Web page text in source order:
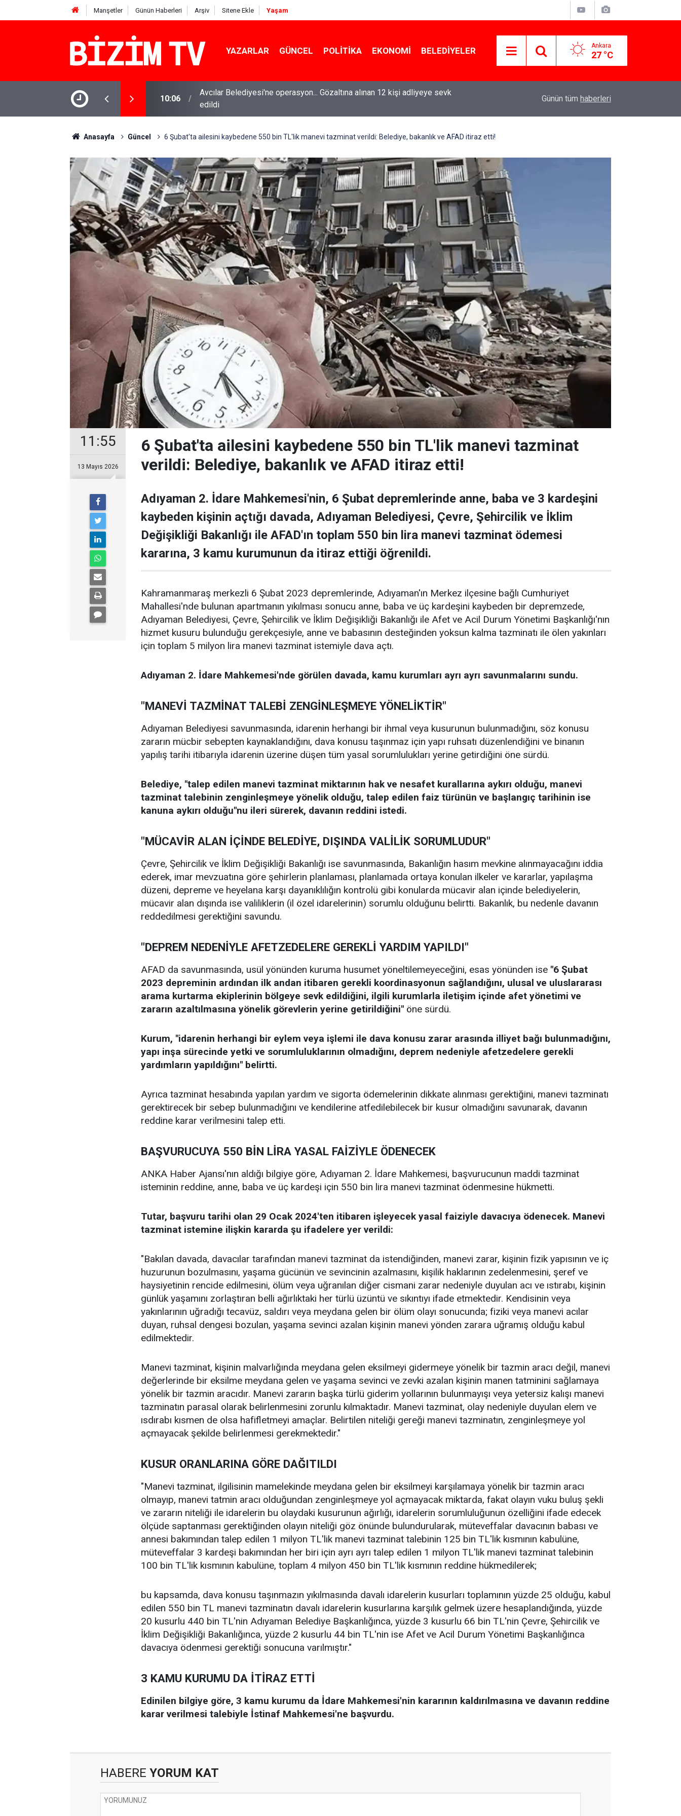
Manşetler Günün Haberleri Arşiv Sitene Ekle Yaşam
YAZARLAR GÜNCEL POLITIKA EKONOMI BELEDIYELER Ankara
27 °C
alınan 12 kişi adliyeye sevk
10:04
TSK’den ihraç edilen teğmen İzzet Talip Akarsu’dan açlık grevindeki gazilere
destek
Günün tüm haberleri
Anasayfa Güncel 6 Şubat'ta ailesini kaybedene 550 bin TL'lik manevi tazminat verildi: Belediye, bakanlık ve AFAD itiraz etti!
11:55
13 Mayıs 2026
6 Şubat'ta ailesini kaybedene 550 bin TL'lik manevi tazminat
verildi: Belediye, bakanlık ve AFAD itiraz etti!
Adıyaman 2. İdare Mahkemesi'nin, 6 Şubat depremlerinde anne, baba ve 3 kardeşini
kaybeden kişinin açtığı davada, Adıyaman Belediyesi, Çevre, Şehircilik ve İklim
Değişikliği Bakanlığı ile AFAD'ın toplam 550 bin lira manevi tazminat ödemesi
kararına, 3 kamu kurumunun da itiraz ettiği öğrenildi.
Kahramanmaraş merkezli 6 Şubat 2023 depremlerinde, Adıyaman'ın Merkez ilçesine bağlı Cumhuriyet
Mahallesi'nde bulunan apartmanın yıkılması sonucu anne, baba ve üç kardeşini kaybeden bir depremzede,
Adıyaman Belediyesi, Çevre, Şehircilik ve İklim Değişikliği Bakanlığı ile Afet ve Acil Durum Yönetimi Başkanlığı'nın
hizmet kusuru bulunduğu gerekçesiyle, anne ve babasının desteğinden yoksun kalma tazminatı ile ölen yakınları
için toplam 5 milyon lira manevi tazminat istemiyle dava açtı.
Adıyaman 2. İdare Mahkemesi'nde görülen davada, kamu kurumları ayrı ayrı savunmalarını sundu.
"MANEVİ TAZMİNAT TALEBİ ZENGİNLEŞMEYE YÖNELİKTİR"
Adıyaman Belediyesi savunmasında, idarenin herhangi bir ihmal veya kusurunun bulunmadığını, söz konusu
zararın mücbir sebepten kaynaklandığını, dava konusu taşınmaz için yapı ruhsatı düzenlendiğini ve binanın
yapılış tarihi itibarıyla idarenin üzerine düşen tüm yasal sorumlulukları yerine getirdiğini öne sürdü.
Belediye, "talep edilen manevi tazminat miktarının hak ve nesafet kurallarına aykırı olduğu, manevi
tazminat talebinin zenginleşmeye yönelik olduğu, talep edilen faiz türünün ve başlangıç tarihinin ise
kanuna aykırı olduğu"nu ileri sürerek, davanın reddini istedi.
"MÜCAVİR ALAN İÇİNDE BELEDİYE, DIŞINDA VALİLİK SORUMLUDUR"
Çevre, Şehircilik ve İklim Değişikliği Bakanlığı ise savunmasında, Bakanlığın hasım mevkine alınmayacağını iddia
ederek, imar mevzuatına göre şehirlerin planlaması, planlamada ortaya konulan ilkeler ve kararlar, yapılaşma
düzeni, depreme ve heyelana karşı dayanıklılığın kontrolü gibi konularda mücavir alan içinde belediyelerin,
mücavir alan dışında ise valiliklerin (il özel idarelerinin) sorumlu olduğunu belirtti. Bakanlık, bu nedenle davanın
reddedilmesi gerektiğini savundu.
"DEPREM NEDENİYLE AFETZEDELERE GEREKLİ YARDIM YAPILDI"
AFAD da savunmasında, usül yönünden kuruma husumet yöneltilemeyeceğini, esas yönünden ise "6 Şubat
2023 depreminin ardından ilk andan itibaren gerekli koordinasyonun sağlandığını, ulusal ve uluslararası
arama kurtarma ekiplerinin bölgeye sevk edildiğini, ilgili kurumlarla iletişim içinde afet yönetimi ve
zararın azaltılmasına yönelik görevlerin yerine getirildiğini" öne sürdü.
Kurum, "idarenin herhangi bir eylem veya işlemi ile dava konusu zarar arasında illiyet bağı bulunmadığını,
yapı inşa sürecinde yetki ve sorumluluklarının olmadığını, deprem nedeniyle afetzedelere gerekli
yardımların yapıldığını" belirtti.
Ayrıca tazminat hesabında yapılan yardım ve sigorta ödemelerinin dikkate alınması gerektiğini, manevi tazminatı
gerektirecek bir sebep bulunmadığını ve kendilerine atfedilebilecek bir kusur olmadığını savunarak, davanın
reddine karar verilmesini talep etti.
BAŞVURUCUYA 550 BİN LİRA YASAL FAİZİYLE ÖDENECEK
ANKA Haber Ajansı'nın aldığı bilgiye göre, Adıyaman 2. İdare Mahkemesi, başvurucunun maddi tazminat
isteminin reddine, anne, baba ve üç kardeşi için 550 bin lira manevi tazminat ödenmesine hükmetti.
Tutar, başvuru tarihi olan 29 Ocak 2024'ten itibaren işleyecek yasal faiziyle davacıya ödenecek. Manevi
tazminat istemine ilişkin kararda şu ifadelere yer verildi:
"Bakılan davada, davacılar tarafından manevi tazminat da istendiğinden, manevi zarar, kişinin fizik yapısının ve iç
huzurunun bozulmasını, yaşama gücünün ve sevincinin azalmasını, kişilik haklarının zedelenmesini, şeref ve
haysiyetinin rencide edilmesini, ölüm veya uğranılan diğer cismani zarar nedeniyle duyulan acı ve ıstırabı, kişinin
günlük yaşamını zorlaştıran belli ağırlıktaki her türlü üzüntü ve sıkıntıyı ifade etmektedir. Kendisinin veya
yakınlarının uğradığı tecavüz, saldırı veya meydana gelen bir ölüm olayı sonucunda; fiziki veya manevi acılar
duyan, ruhsal dengesi bozulan, yaşama sevinci azalan kişinin manevi yönden zarara uğramış olduğu kabul
edilmektedir.
Manevi tazminat, kişinin malvarlığında meydana gelen eksilmeyi gidermeye yönelik bir tazmin aracı değil, manevi
değerlerinde bir eksilme meydana gelen ve yaşama sevinci ve zevki azalan kişinin manen tatminini sağlamaya
yönelik bir tazmin aracıdır. Manevi zararın başka türlü giderim yollarının bulunmayışı veya yetersiz kalışı manevi
tazminatın parasal olarak belirlenmesini zorunlu kılmaktadır. Manevi tazminat, olay nedeniyle duyulan elem ve
ısdırabı kısmen de olsa hafifletmeyi amaçlar. Belirtilen niteliği gereği manevi tazminatın, zenginleşmeye yol
açmayacak şekilde belirlenmesi gerekmektedir."
KUSUR ORANLARINA GÖRE DAĞITILDI
"Manevi tazminat, ilgilisinin mamelekinde meydana gelen bir eksilmeyi karşılamaya yönelik bir tazmin aracı
olmayıp, manevi tatmin aracı olduğundan zenginleşmeye yol açmayacak miktarda, fakat olayın vuku buluş şekli
ve zararın niteliği ile idarelerin bu olaydaki kusurunun ağırlığı, idarelerin sorumluluğunun özelliğini ifade edecek
ölçüde saptanması gerektiğinden olayın niteliği göz önünde bulundurularak, müteveffalar davacının babası ve
annesi bakımından talep edilen 1 milyon TL'lik manevi tazminat talebinin 125 bin TL'lik kısmının kabulüne,
müteveffalar 3 kardeşi bakımından her biri için ayrı ayrı talep edilen 1 milyon TL'lik manevi tazminat talebinin
100 bin TL'lik kısmının kabulüne, toplam 4 milyon 450 bin TL'lik kısmının reddine hükmedilerek;
bu kapsamda, dava konusu taşınmazın yıkılmasında davalı idarelerin kusurları toplamının yüzde 25 olduğu, kabul
edilen 550 bin TL manevi tazminatın davalı idarelerin kusurlarına karşılık gelmek üzere hesaplandığında, yüzde
20 kusurlu 440 bin TL'nin Adıyaman Belediye Başkanlığınca, yüzde 3 kusurlu 66 bin TL'nin Çevre, Şehircilik ve
İklim Değişikliği Bakanlığınca, yüzde 2 kusurlu 44 bin TL'nin ise Afet ve Acil Durum Yönetimi Başkanlığınca
davacıya ödenmesi gerektiği sonucuna varılmıştır."
3 KAMU KURUMU DA İTİRAZ ETTİ
Edinilen bilgiye göre, 3 kamu kurumu da İdare Mahkemesi'nin kararının kaldırılmasına ve davanın reddine
karar verilmesi talebiyle İstinaf Mahkemesi'ne başvurdu.
HABERE YORUM KAT